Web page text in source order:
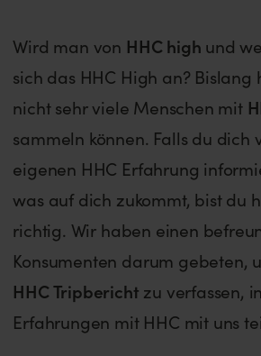
Wird man von HHC high und
sich das HHC High an? Bislang
nicht sehr viele Menschen mit
sammeln können. Falls du dich
eigenen HHC Erfahrung
was auf dich zukommt, bist du
richtig. Wir haben einen
Konsumenten darum gebeten,
HHC Tripbericht zu verfassen,
Erfahrungen mit HHC mit uns